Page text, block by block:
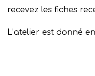
recevez les fiches
L’atelier est donné